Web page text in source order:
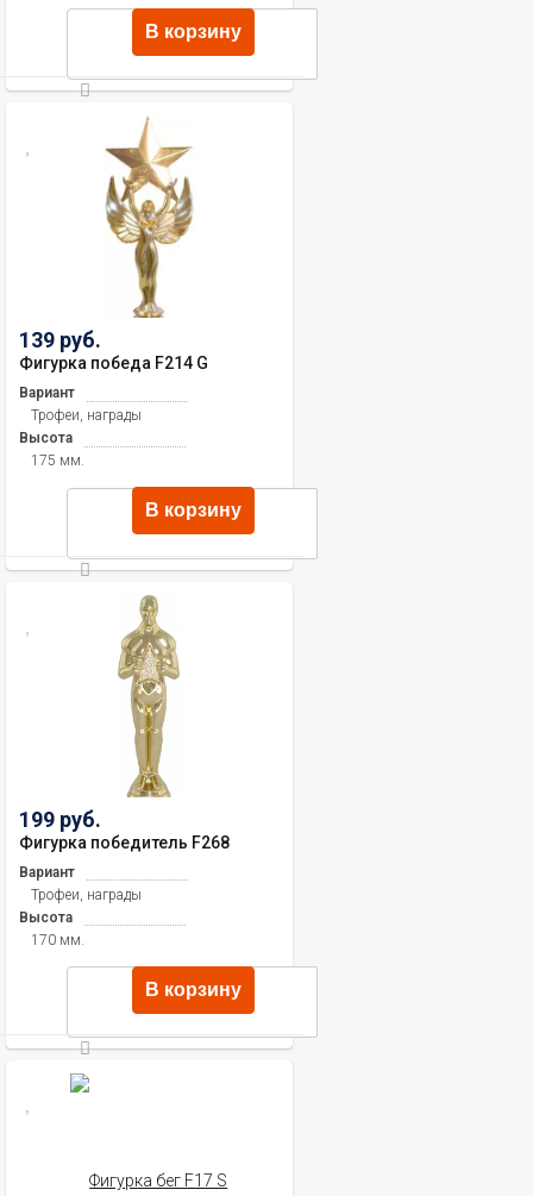
В корзину
139 руб.
Фигурка победа F214 G
Вариант
Трофеи, награды
Высота
175 мм.
В корзину
199 руб.
Фигурка победитель F268
Вариант
Трофеи, награды
Высота
170 мм.
В корзину